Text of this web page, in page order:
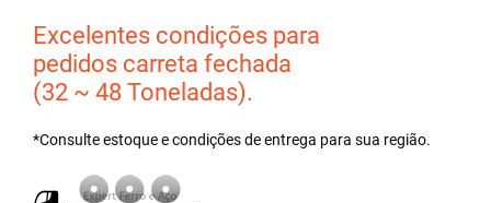
Excelentes condições para
pedidos carreta fechada
(32 ~ 48 Toneladas).
*Consulte estoque e condições de entrega para sua região.